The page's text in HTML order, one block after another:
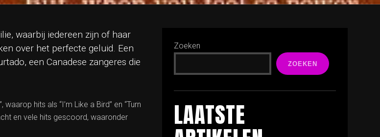
waarbij iedereen zijn of haar
over het perfecte geluid. Een
een Canadese zangeres die
hits als “I’m Like a Bird” en “Turn
en vele hits gescoord, waaronder
Zoeken
ZOEKEN
LAATSTE